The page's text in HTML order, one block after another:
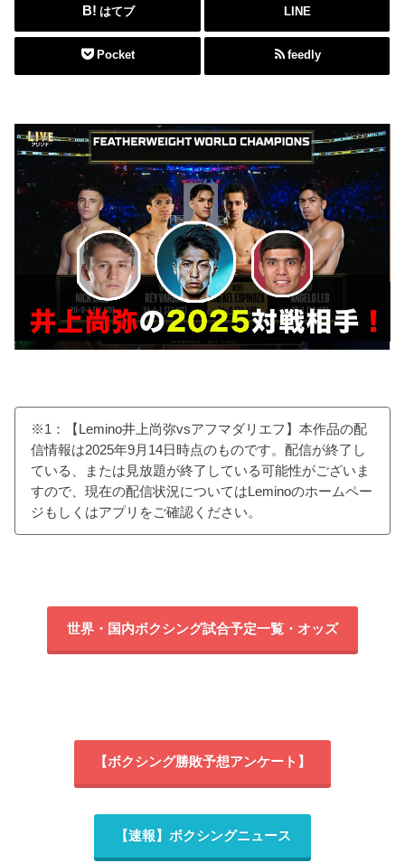
はてブ LINE
Pocket feedly
※1：【Lemino井上尚弥vsアフマダリエフ】本作品の配
信情報は2025年9月14日時点のものです。配信が終了し
ている、または見放題が終了している可能性がございま
すので、現在の配信状況についてはLeminoのホームペー
ジもしくはアプリをご確認ください。
世界・国内ボクシング試合予定一覧・オッズ
【ボクシング勝敗予想アンケート】
【速報】ボクシングニュース